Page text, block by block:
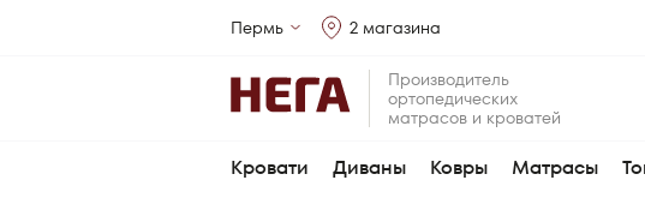
Пермь 2 магазина
Производитель
ортопедических
матрасов и кроватей
Кровати Диваны Ковры Матрасы